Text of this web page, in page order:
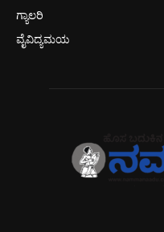
ಗ್ಯಾಲರಿ
ವೈವಿದ್ಯಮಯ